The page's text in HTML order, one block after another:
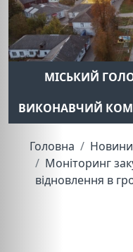
МІСЬКИЙ
ВИКОНАВЧИЙ
Головна
Новини
Моніторинг
відновлення в